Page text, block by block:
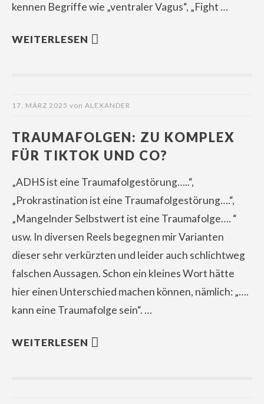
kennen Begriffe wie „ventraler Vagus“, „Fight …
WEITERLESEN
17. MÄRZ 2025 von ALEXANDER
TRAUMAFOLGEN: ZU KOMPLEX
FÜR TIKTOK UND CO?
„ADHS ist eine Traumafolgestörung…..“,
„Prokrastination ist eine Traumafolgestörung….“,
„Mangelnder Selbstwert ist eine Traumafolge…. “
usw. In diversen Reels begegnen mir Varianten
dieser sehr verkürzten und leider auch schlichtweg
falschen Aussagen. Schon ein kleines Wort hätte
hier einen Unterschied machen können, nämlich: „….
kann eine Traumafolge sein“. …
WEITERLESEN